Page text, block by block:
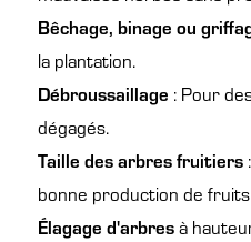
Bêchage, binage ou
la plantation.
Débroussaillage : Pour
dégagés.
Taille des arbres fruitiers
bonne production de
Élagage d'arbresà